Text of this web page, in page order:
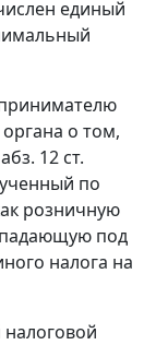
единый
о том,
абз. 12 ст.
по
розничную
под
налога на